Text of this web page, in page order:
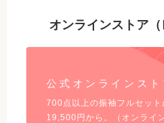
オンラインストア（
公式オンラインスト
700点以上の振袖フルセット
19,500 円から。（オンライ